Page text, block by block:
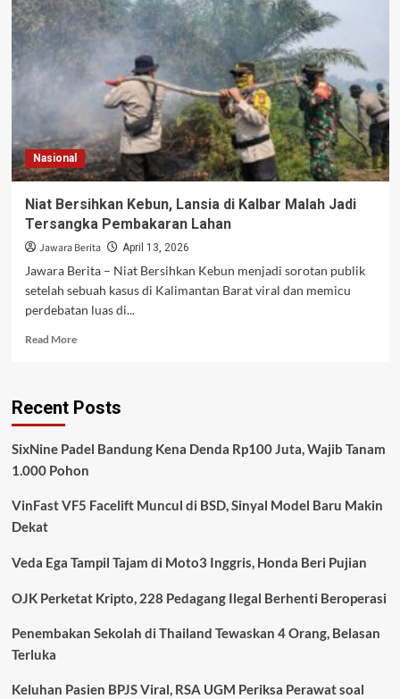
Tangsel
Terungkap
Amankan
Pelaku
dalam
Hitungan
Jam
Nasional
Niat Bersihkan Kebun, Lansia di Kalbar Malah Jadi
Tersangka Pembakaran Lahan
Jawara Berita April 13, 2026
Jawara Berita – Niat Bersihkan Kebun menjadi sorotan publik
setelah sebuah kasus di Kalimantan Barat viral dan memicu
perdebatan luas di...
Read MoreRead
Bersihkan
di
Kalbar
Jadi
Lahan
Recent Posts
SixNine Padel Bandung Kena Denda Rp100 Juta, Wajib Tanam
1.000 Pohon
VinFast VF5 Facelift Muncul di BSD, Sinyal Model Baru Makin
Dekat
Veda Ega Tampil Tajam di Moto3 Inggris, Honda Beri Pujian
OJK Perketat Kripto, 228 Pedagang Ilegal Berhenti Beroperasi
Penembakan Sekolah di Thailand Tewaskan 4 Orang, Belasan
Terluka
Keluhan Pasien BPJS Viral, RSA UGM Periksa Perawat soal